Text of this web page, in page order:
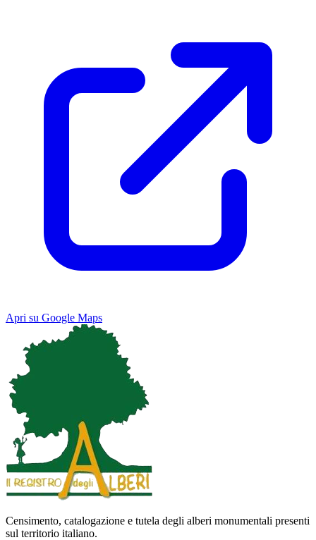
Apri su Google Maps
Map Satellite
Keyboard shortcuts
Censimento, catalogazione e tutela degli alberi monumentali presenti
sul territorio italiano.